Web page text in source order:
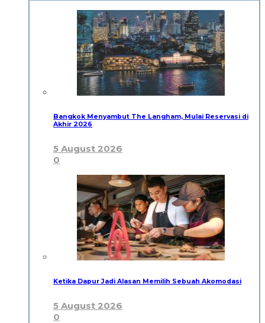
Bangkok Menyambut The Langham, Mulai Reservasi di
Akhir 2026
5 August 2026
0
Ketika Dapur Jadi Alasan Memilih Sebuah Akomodasi
5 August 2026
0